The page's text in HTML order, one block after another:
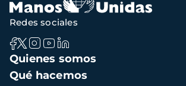
Navegación
principal
Quienes somos
Qué hacemos
Redes sociales